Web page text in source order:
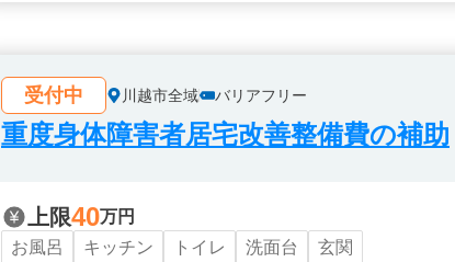
受付中 川越市全域 バリアフリー
重度身体障害者居宅改善整備費の補助
上限40万円
お風呂
キッチン トイレ 洗面台
玄関